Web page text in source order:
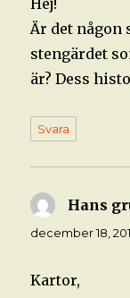
Hej!
Är det någon
stengärdet
är? Dess
Svara
Hans
december 18,
Kartor,